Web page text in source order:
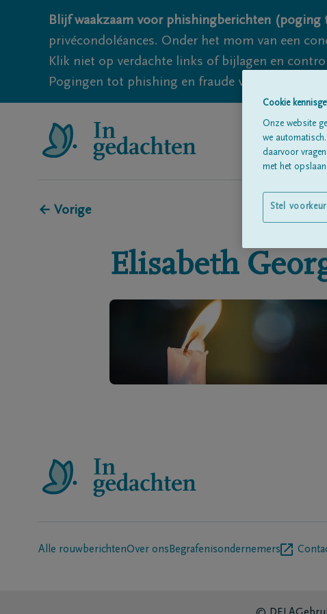
Blijf waakzaam voor phishingberichten
privécondoléances. Onder het mom van een
Klik niet op verdachte links of bijlagen en
Pogingen tot phishing en fraude vallen echter
← Vorige
Elisabeth
Alle rouwberichtenOver ons Begrafenisondernemers
Cookie
Onze website
we
daarvoor
met het
Stel